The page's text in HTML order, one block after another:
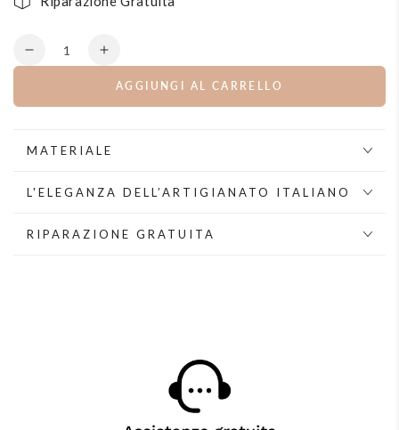
Quantità
Diminuisce
pendenti
cerchio
cristalli
Aumenta
quantità
pendenti
cerchio
cristalli
AGGIUNGI AL CARRELLO
MATERIALE
L'ELEGANZA DELL’ARTIGIANATO ITALIANO
RIPARAZIONE GRATUITA